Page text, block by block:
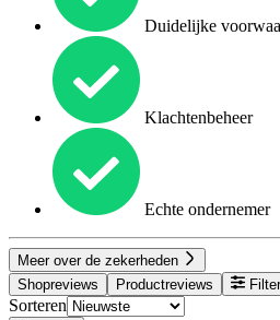
Duidelijke
Klachtenbeheer
Echte ondernemer
Meer over de zekerheden
Shopreviews
Productreviews
Sorteren